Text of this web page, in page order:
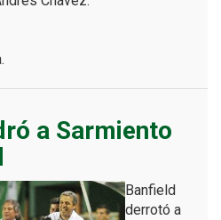
a Sarmiento
Banfield
derrotó a